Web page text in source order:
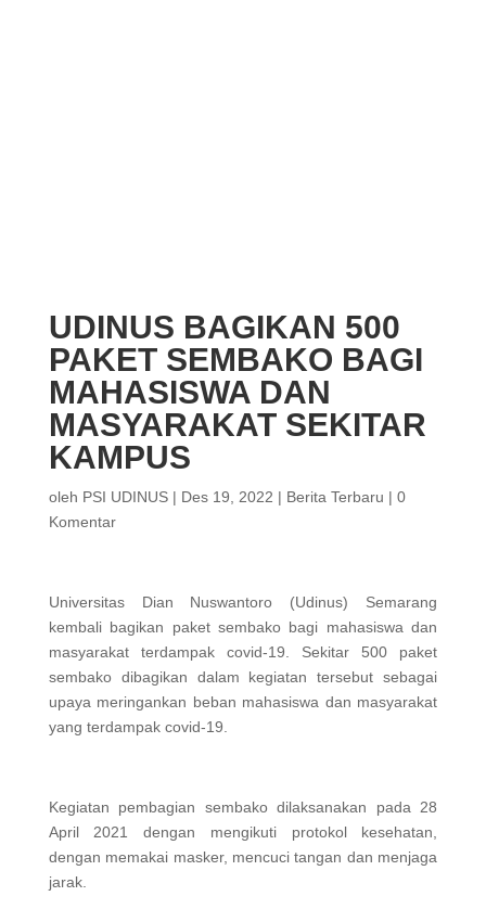
UDINUS BAGIKAN 500
PAKET SEMBAKO BAGI
MAHASISWA DAN
MASYARAKAT SEKITAR
KAMPUS
oleh PSI UDINUS| Des 19, 2022 | Berita Terbaru | 0
Komentar
Universitas Dian Nuswantoro (Udinus) Semarang
kembali bagikan paket sembako bagi mahasiswa dan
masyarakat terdampak covid-19. Sekitar 500 paket
sembako dibagikan dalam kegiatan tersebut sebagai
upaya meringankan beban mahasiswa dan masyarakat
yang terdampak covid-19.
Kegiatan pembagian sembako dilaksanakan pada 28
April 2021 dengan mengikuti protokol kesehatan,
dengan memakai masker, mencuci tangan dan menjaga
jarak.